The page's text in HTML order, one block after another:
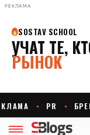
РЕКЛАМА